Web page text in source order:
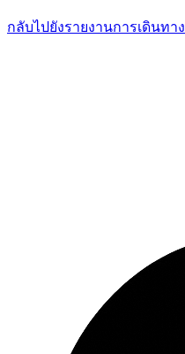
กลับไปยังรายงานการเดินทาง